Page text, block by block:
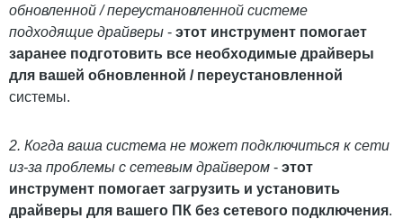
Партнер
обновленной / переустановленной системе
подходящие драйверы - этот инструмент помогает
заранее подготовить все необходимые драйверы
для вашей обновленной / переустановленной
системы.
2. Когда ваша система не может подключиться к сети
из-за проблемы с сетевым драйвером - этот
инструмент помогает загрузить и установить
драйверы для вашего ПК без сетевого подключения.